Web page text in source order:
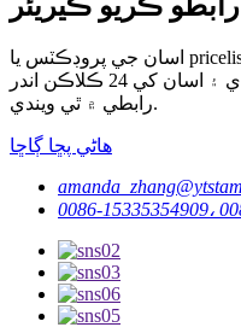
اسان جي پروڊڪٽس يا pricelist جي باري ۾ پڇا ڳاڇا لاء، مهرباني
ڪري اسان کي پنهنجي اي ميل ڇڏي ۽ اسان کي 24 ڪلاڪن اندر
رابطي ۾ ٿي ويندي.
ھاڻي پڇا ڳاڇا
0086-18363846385